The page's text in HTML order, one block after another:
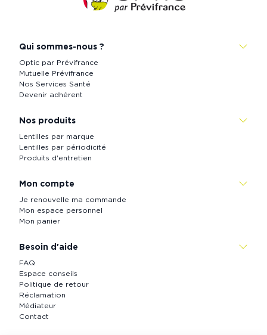
de
Qui sommes-nous ?
Optic par Prévifrance
Mutuelle Prévifrance
Nos Services Santé
Devenir adhérent
Nos produits
Lentilles par marque
Lentilles par périodicité
Produits d'entretien
Mon compte
Je renouvelle ma commande
Mon espace personnel
Mon panier
Besoin d'aide
FAQ
Espace conseils
Politique de retour
Réclamation
Médiateur
Contact